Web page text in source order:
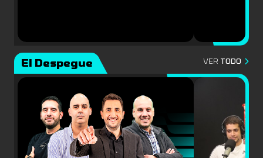
El Despegue VER TODO